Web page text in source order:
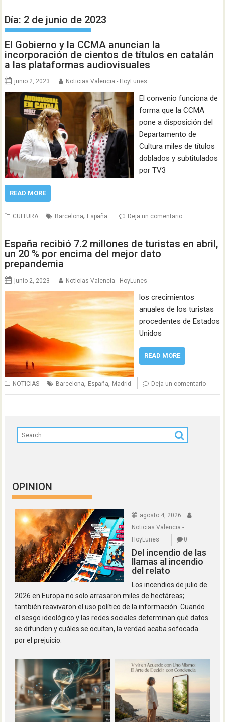
Día: 2 de junio de 2023
El Gobierno y la CCMA anuncian la
incorporación de cientos de títulos en catalán
a las plataformas audiovisuales
junio 2, 2023 Noticias Valencia - HoyLunes
El convenio funciona de
forma que la CCMA
pone a disposición del
Departamento de
Cultura miles de títulos
doblados y subtitulados
por TV3
READ MORE
CULTURA Barcelona, España Deja un comentario
España recibió 7.2 millones de turistas en abril,
un 20 % por encima del mejor dato
prepandemia
junio 2, 2023 Noticias Valencia - HoyLunes
los crecimientos
anuales de los turistas
procedentes de Estados
Unidos
READ MORE
NOTICIAS Barcelona, España, Madrid Deja un comentario
OPINION
agosto 4, 2026
Noticias Valencia -
HoyLunes
0
Del incendio de las
llamas al incendio
del relato
Los incendios de julio de
2026 en Europa no solo arrasaron miles de hectáreas;
también reavivaron el uso político de la información. Cuando
el sesgo ideológico y las redes sociales determinan qué datos
se difunden y cuáles se ocultan, la verdad acaba sofocada
por el prejuicio.